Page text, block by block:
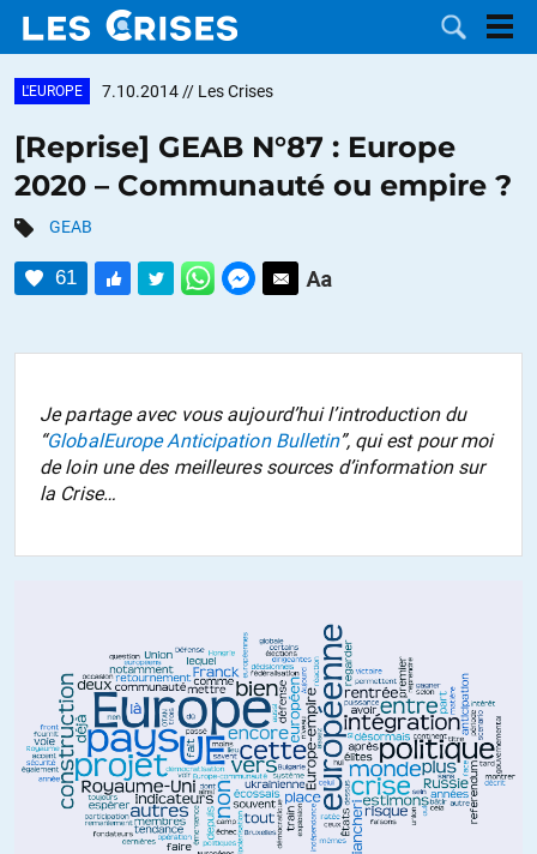
DOSSIERS
CATÉGORIES
CONTACTER
FAIRE UN
L'EUROPE 7.10.2014 // Les Crises
[Reprise] GEAB N°87 : Europe
2020 – Communauté ou empire ?
GEAB
61
Je partage avec vous aujourd’hui l’introduction du
“GlobalEurope Anticipation Bulletin”, qui est pour moi
de loin une des meilleures sources d’information sur
la Crise…